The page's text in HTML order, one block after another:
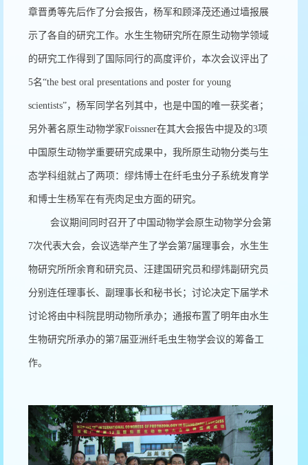
章晋勇等先后作了分会报告，杨军和顾泽茂还通过墙报展
示了各自的研究工作。水生生物研究所在原生动物学领域
的研究工作得到了国际同行的高度评价，本次会议评出了
5名“the best oral presentations and poster for young
scientists”，杨军同学名列其中，也是中国的唯一获奖者；
另外著名原生动物学家Foissner在其大会报告中提及的3项
中国原生动物学重要研究成果中，我所原生动物分类与生
态学科组就占了两项：缪炜博士在纤毛虫分子系统发育学
和博士生杨军在有壳肉足虫方面的研究。
会议期间同时召开了中国动物学会原生动物学分会第
7次代表大会，会议选举产生了学会第7届理事会，水生生
物研究所所余育和研究员、汪建国研究员和缪炜副研究员
分别连任理事长、副理事长和秘书长；讨论决定下届学术
讨论将由中科院昆明动物所承办；通报布置了明年由水生
生物研究所承办的第7届亚洲纤毛虫生物学会议的筹备工
作。